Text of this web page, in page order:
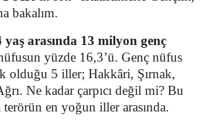
bakalım.
yaş arasında 13 milyon genç
yüzde 16,3’ü. Genç nüfus
olduğu 5 iller; Hakkâri, Şırnak,
Ne kadar çarpıcı değil mi? Bu
terörün en yoğun iller arasında.